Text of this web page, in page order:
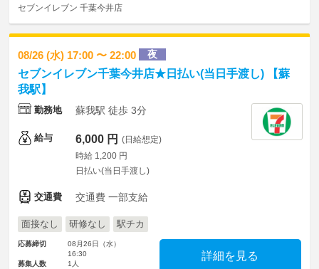
セブンイレブン 千葉今井店
08/26 (水) 17:00 〜 22:00 夜
セブンイレブン千葉今井店★日払い(当日手渡し) 【蘇
我駅】
勤務地 蘇我駅 徒歩 3分
給与 6,000 円 (日給想定)
時給 1,200 円
日払い(当日手渡し)
交通費 交通費 一部支給
面接なし 研修なし 駅チカ
応募締切
08月26日（水）
16:30
募集人数
1人
詳細を見る